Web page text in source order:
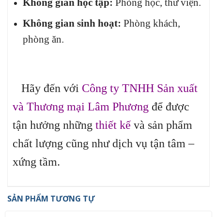
Không gian sinh hoạt: Phòng khách,
phòng ăn.
Hãy đến với Công ty TNHH Sản xuất
và Thương mại Lâm Phương để được
tận hưởng những thiết kế và sản phẩm
chất lượng cũng như dịch vụ tận tâm –
xứng tầm.
SẢN PHẨM TƯƠNG TỰ